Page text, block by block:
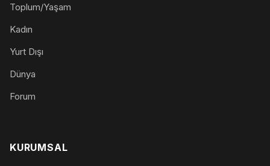
Toplum/Yaşam
Kadın
Yurt Dışı
Dünya
Forum
KURUMSAL